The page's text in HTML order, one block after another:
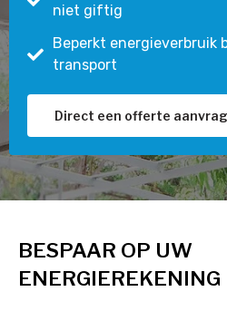
niet giftig
Beperkt energieverbruik
transport
Direct een offerte
BESPAAR OP UW
ENERGIEREKENING